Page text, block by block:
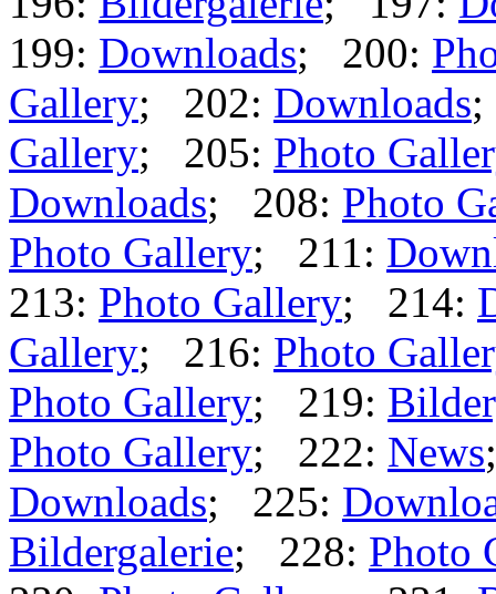
199: Downloads; 200:
Gallery; 202: Downloads
Gallery; 205: Photo
Downloads; 208: Photo
Photo Gallery; 211:
213: Photo Gallery; 214:
Gallery; 216: Photo
Photo Gallery; 219:
Photo Gallery; 222: News
Downloads; 225:
Bildergalerie; 228: Photo